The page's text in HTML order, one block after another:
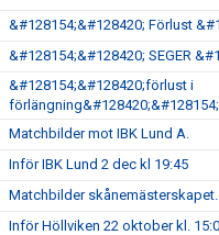
&#128154;&#128420; Förlust
&#128154;&#128420; SEGER
&#128154;&#128420;förlust i
förlängning&#128420;&#128154;
Matchbilder mot IBK Lund A.
Inför IBK Lund 2 dec kl 19:45
Matchbilder skånemästerskapet.
Inför Höllviken 22 oktober kl.